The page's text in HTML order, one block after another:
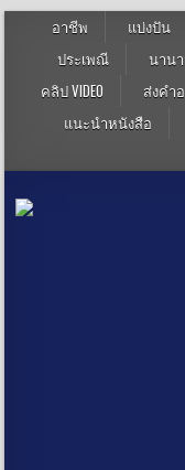
อาชีพ แบ่งปัน
ประเพณี
นาน
คลิป VIDEO
ส่งคำ
แนะนำหนังสือ